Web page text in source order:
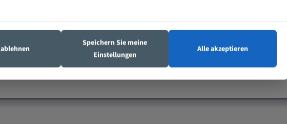
Speichern Sie meine
Einstellungen
Alle akzeptieren